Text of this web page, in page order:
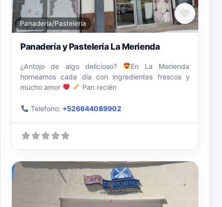
Panadería/Pastelería
Panadería y Pastelería La Merienda
¿Antojo de algo delicioso?
En La Merienda
horneamos cada día con ingredientes frescos y
mucho amor
Pan recién
Telefono: +526644089902